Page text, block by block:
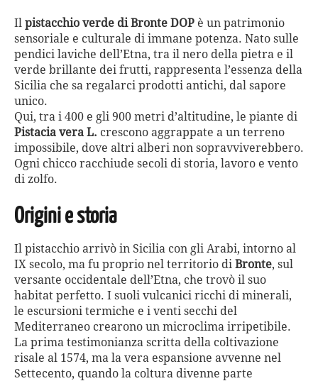
Il pistacchio verde di Bronte DOP è un patrimonio
sensoriale e culturale di immane potenza. Nato sulle
pendici laviche dell’Etna, tra il nero della pietra e il
verde brillante dei frutti, rappresenta l’essenza della
Sicilia che sa regalarci prodotti antichi, dal sapore
unico.
Qui, tra i 400 e gli 900 metri d’altitudine, le piante di
Pistacia vera L. crescono aggrappate a un terreno
impossibile, dove altri alberi non sopravviverebbero.
Ogni chicco racchiude secoli di storia, lavoro e vento
di zolfo.
Origini e storia
Il pistacchio arrivò in Sicilia con gli Arabi, intorno al
IX secolo, ma fu proprio nel territorio di Bronte, sul
versante occidentale dell’Etna, che trovò il suo
habitat perfetto. I suoli vulcanici ricchi di minerali,
le escursioni termiche e i venti secchi del
Mediterraneo crearono un microclima irripetibile.
La prima testimonianza scritta della coltivazione
risale al 1574, ma la vera espansione avvenne nel
Settecento, quando la coltura divenne parte